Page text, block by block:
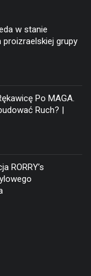
w stanie
proizraelskiej grupy
Po MAGA.
Ruch? |
RORRY’s